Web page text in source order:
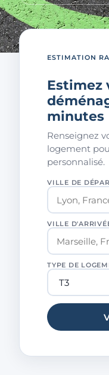
ESTIMATION
Estimez
minutes
Renseignez
logement
personnalisé.
VILLE DE
VILLE
TYPE DE